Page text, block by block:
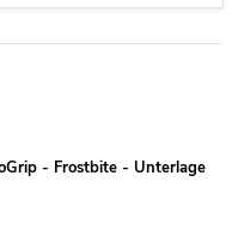
- Frostbite - Unterlage